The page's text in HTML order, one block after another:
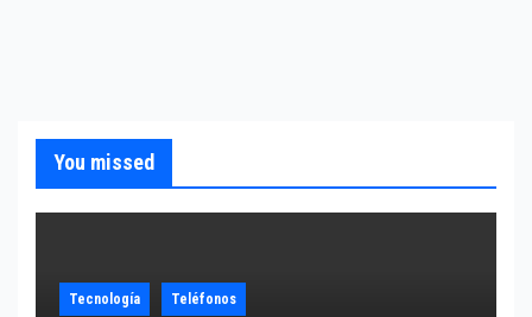
You missed
Tecnología Teléfonos